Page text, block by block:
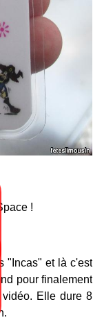
!
"Incas" et là c'est
pour finalement
Elle dure 8